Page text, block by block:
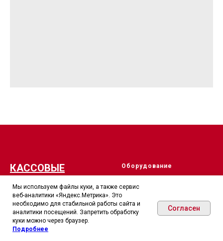
Мы используем файлы куки, а также сервис
веб-аналитики «Яндекс.Метрика». Это
необходимо для стабильной работы сайта и
аналитики посещений. Запретить обработку
куки можно через браузер.
Подробнее
Согласен
КАССОВЫЕ
© 2015-2026. Все права
защищены
Вся информация на сайте носит
Оборудование
общепита
ККТ для малого бизнеса